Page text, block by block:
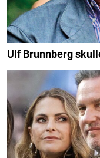
Ulf Brunnberg